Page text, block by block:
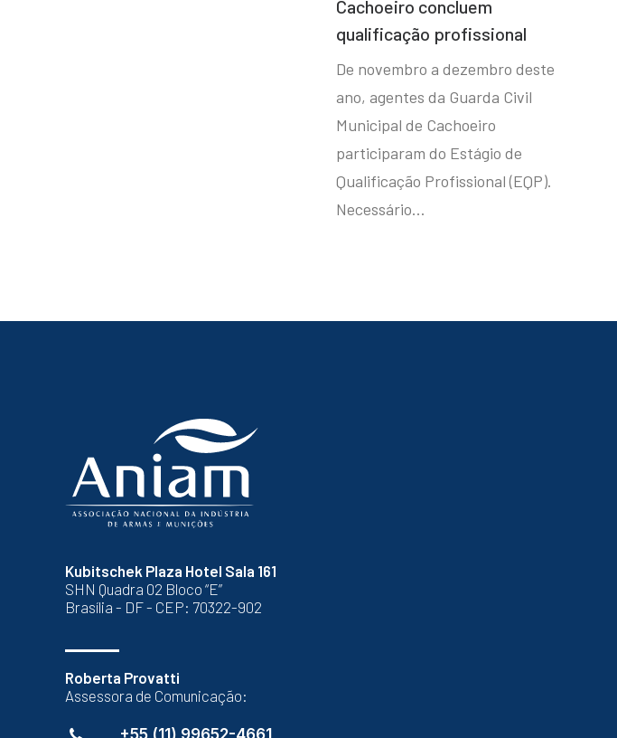
Cachoeiro concluem
qualificação profissional
De novembro a dezembro deste
ano, agentes da Guarda Civil
Municipal de Cachoeiro
participaram do Estágio de
Qualificação Profissional (EQP).
Necessário…
Kubitschek Plaza Hotel Sala 161
SHN Quadra 02 Bloco “E”
Brasília - DF - CEP: 70322-902
Roberta Provatti
Assessora de Comunicação:
+55 (11) 99652-4661